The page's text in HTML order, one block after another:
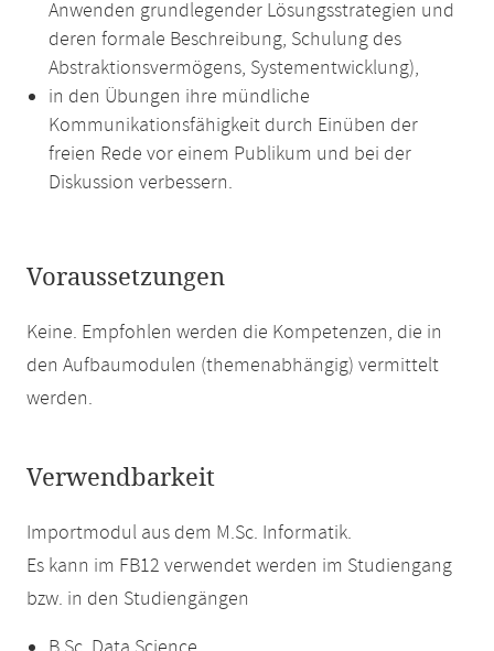
Anwenden grundlegender Lösungsstrategien und
deren formale Beschreibung, Schulung des
Abstraktionsvermögens, Systementwicklung),
in den Übungen ihre mündliche
Kommunikationsfähigkeit durch Einüben der
freien Rede vor einem Publikum und bei der
Diskussion verbessern.
Voraussetzungen
Keine. Empfohlen werden die Kompetenzen, die in
den Aufbaumodulen (themenabhängig) vermittelt
werden.
Verwendbarkeit
Importmodul aus dem M.Sc. Informatik.
Es kann im FB12 verwendet werden im Studiengang
bzw. in den Studiengängen